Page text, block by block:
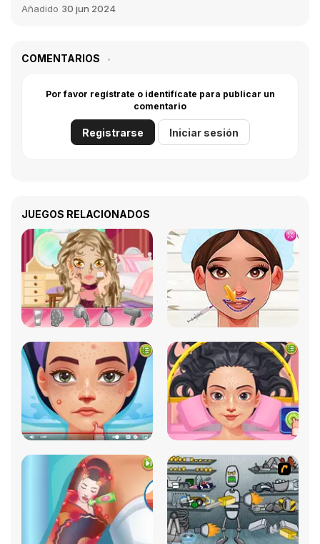
Añadido 30 jun 2024
COMENTARIOS
Por favor regístrate o identifícate para publicar un
comentario
Registrarse Iniciar sesión
JUEGOS RELACIONADOS